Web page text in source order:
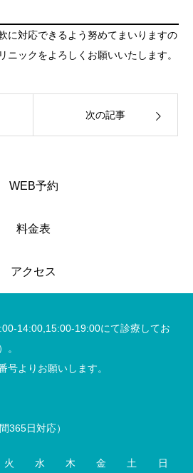
に対応できるよう努めてまいりますの
ニックをよろしくお願いいたします。
次の記事
WEB予約
料金表
アクセス
14:00,15:00-19:00にて診療してお
。
号よりお願いします。
365日対応）
火 水 木 金 土 日